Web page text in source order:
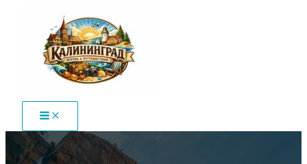
содержимому